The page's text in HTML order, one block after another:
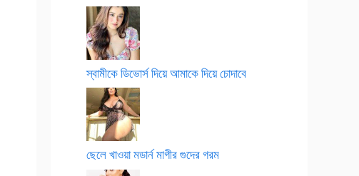
স্বামীকে ডিভোর্স দিয়ে আমাকে দিয়ে চোদাবে
ছেলে খাওয়া মডার্ন মাগীর গুদের গরম